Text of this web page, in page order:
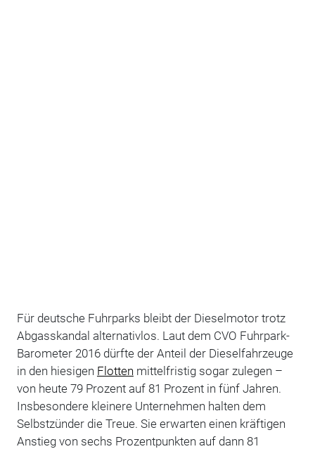
Für deutsche Fuhrparks bleibt der Dieselmotor trotz
Abgasskandal alternativlos. Laut dem CVO Fuhrpark-
Barometer 2016 dürfte der Anteil der Dieselfahrzeuge
in den hiesigen Flotten mittelfristig sogar zulegen –
von heute 79 Prozent auf 81 Prozent in fünf Jahren.
Insbesondere kleinere Unternehmen halten dem
Selbstzünder die Treue. Sie erwarten einen kräftigen
Anstieg von sechs Prozentpunkten auf dann 81